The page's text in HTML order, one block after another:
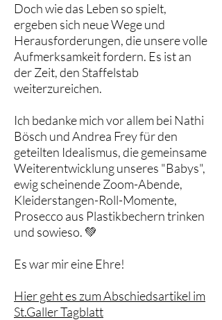
Doch wie das Leben so spielt,
ergeben sich neue Wege und
Herausforderungen, die unsere volle
Aufmerksamkeit fordern. Es ist an
der Zeit, den Staffelstab
weiterzureichen.
Ich bedanke mich vor allem bei Nathi
Bösch und Andrea Frey für den
geteilten Idealismus, die gemeinsame
Weiterentwicklung unseres "Babys",
ewig scheinende Zoom-Abende,
Kleiderstangen-Roll-Momente,
Prosecco aus Plastikbechern trinken
und sowieso. 💚
Es war mir eine Ehre!
Hier geht es zum Abschiedsartikel im
St.Galler Tagblatt